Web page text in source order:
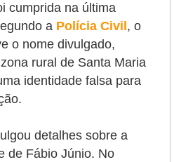
cumprida na última
a Polícia Civil , o
o nome divulgado,
rural de Santa Maria
identidade falsa para
detalhes sobre a
de Fábio Júnio. No